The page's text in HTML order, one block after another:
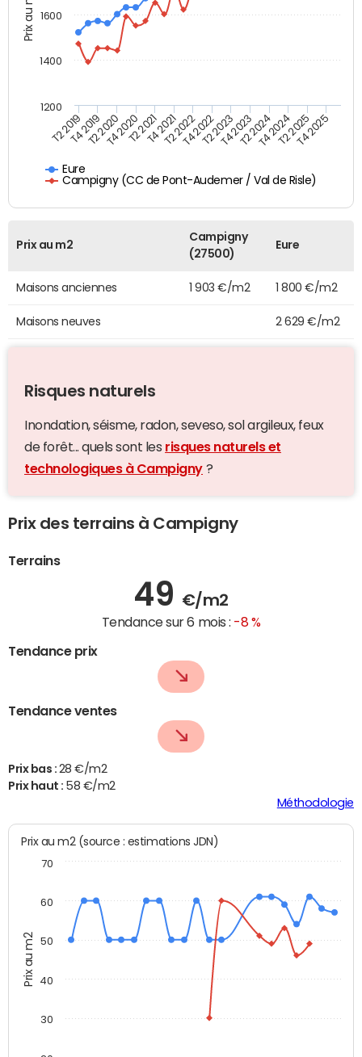
Prix au m2
Eure
Campigny (CC de Pont-Audemer / Val de Risle)
T2 2019T4 2019T2 2020T4 2020T2 2021T4 2021T2 2022T4 2022T2 2023T4 2023T2 2024T4 2024T2 2025T4 2025
1200
1400
1600
Prix au m2
Campigny
(27500)
Eure
Maisons anciennes 1 903 €/m2 1 800 €/m2
Maisons neuves 2 629 €/m2
Risques naturels
Inondation, séisme, radon, seveso, sol argileux, feux
de forêt... quels sont les risques naturels et
technologiques à Campigny ?
Prix des terrains à Campigny
Terrains
49 €/m2
Tendance sur 6 mois : -8 %
Tendance prix
Tendance ventes
Prix bas : 28 €/m2
Prix haut : 58 €/m2
Méthodologie
Prix au m2
Prix au m2 (source : estimations JDN)
30
40
50
60
70